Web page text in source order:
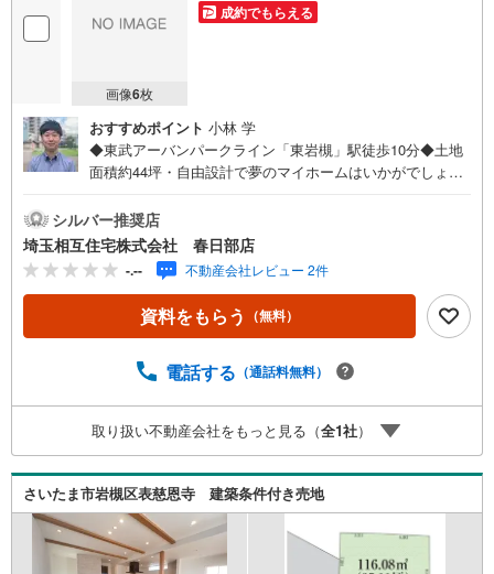
画像6枚
成約でもらえる
おすすめポイント 小林 学
◆東武アーバンパークライン「東岩槻」駅徒歩10分◆土地
面積約44坪・自由設計で夢のマイホームはいかがでしょう
による無料のプラン作成承ります◇お子様がいるお客様で
も安心◇キッズスペース完備。チャイルドシートも完備し
ているので、必要の際はお声掛け下さい。◇住宅ローンに
ついて◇現在借入れがある、勤続年数が短い、自己資金が
少ない、住宅ローンが組めるか心配・・・そう思われてい
る方。当社には住宅ローン専門アドバイザーおります！お
み替えでご自宅が売れない、不動産早期現金化をしたい、
れている方。一定期間で成約に至らなかった場合、予め設
定させていただいた金額で当社が買取致します。越谷の戸
建、土地、マンション買取は埼玉相互住宅春日部店まで！
シルバー推奨店
埼玉相互住宅株式会社 春日部店
-.-- 不動産会社レビュー 2件
資料をもらう （無料）
電話する （通話料無料）
取り扱い不動産会社をもっと見る（全1社）
さいたま市岩槻区表慈恩寺 建築条件付き売地